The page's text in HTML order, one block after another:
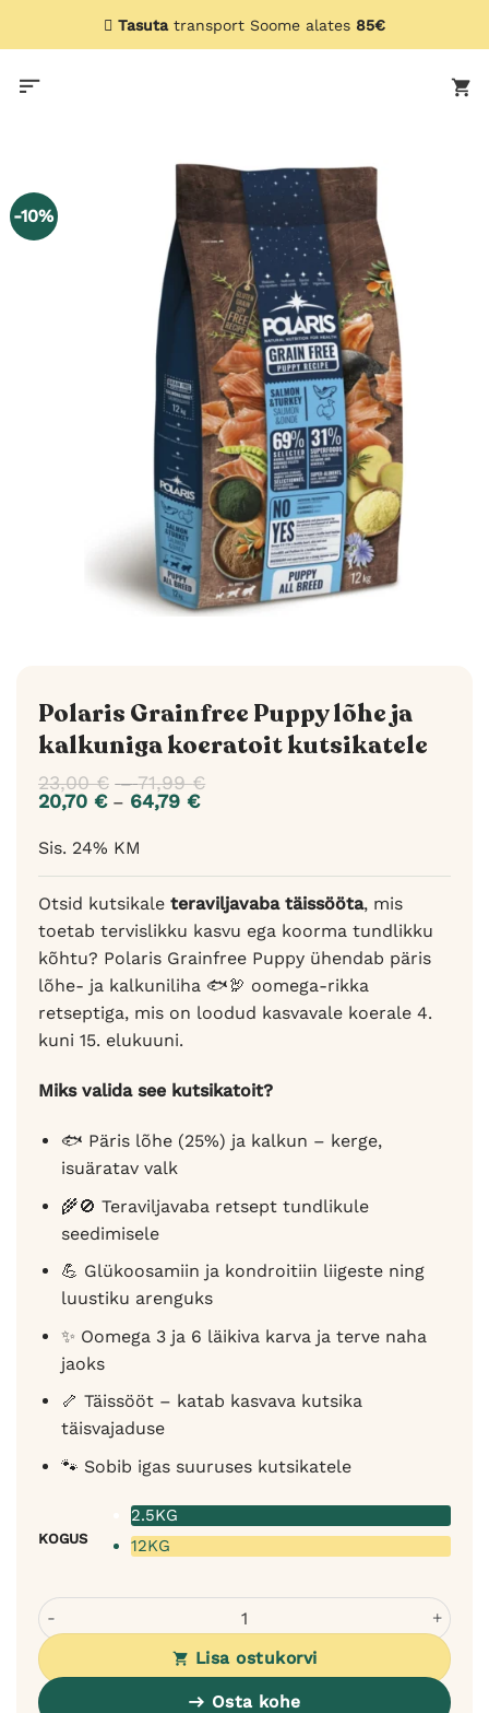
Tasutatransport Soome alates 85€
-10%
Polaris Grainfree Puppy lõhe ja
kalkuniga koeratoit kutsikatele
23,00€ – 71,99€
20,70 € – 64,79 €Hinnavahemik:
Sis. 24% KM
Otsid kutsikale teraviljavaba täissööta, mis
toetab tervislikku kasvu ega koorma tundlikku
kõhtu? Polaris Grainfree Puppy ühendab päris
lõhe- ja kalkuniliha 🐟🦃 oomega-rikka
retseptiga, mis on loodud kasvavale koerale 4.
kuni 15. elukuuni.
Miks valida see kutsikatoit?
🐟 Päris lõhe (25%) ja kalkun – kerge,
isuäratav valk
🌾🚫 Teraviljavaba retsept tundlikule
seedimisele
💪 Glükoosamiin ja kondroitiin liigeste ning
luustiku arenguks
✨ Oomega 3 ja 6 läikiva karva ja terve naha
jaoks
🦴 Täissööt – katab kasvava kutsika
täisvajaduse
🐾 Sobib igas suuruses kutsikatele
KOGUS
2.5KG
12KG
Polaris Grainfree Puppy lõhe ja kalkuniga koeratoit
Lisa ostukorvi
Osta kohe